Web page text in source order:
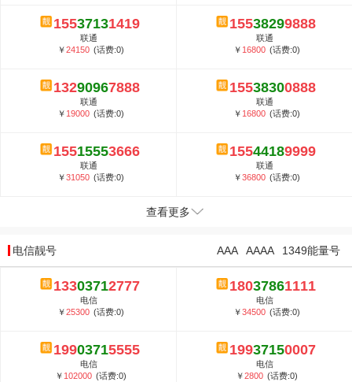
15537131419
联通
￥24150 (话费:0)
15538299888
联通
￥ 16800 (话费:0)
13290967888
联通
￥ 19000 (话费:0)
15538300888
联通
￥ 16800 (话费:0)
15515553666
联通
￥31050 (话费:0)
15544189999
联通
￥36800 (话费:0)
查看更多
电信靓号 1349能量号
AAAA
AAA
13303712777
电信
￥25300 (话费:0)
18037861111
电信
￥34500 (话费:0)
19903715555
电信
￥ 102000 (话费:0)
19937150007
电信
￥2800 (话费:0)